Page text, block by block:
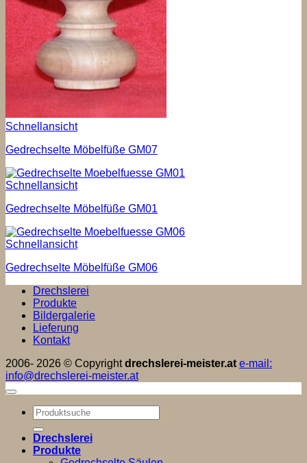
Schnellansicht
Gedrechselte Möbelfüße GM07
Schnellansicht
Gedrechselte Möbelfüße GM01
Schnellansicht
Gedrechselte Möbelfüße GM06
Drechslerei
Produkte
Bildergalerie
Lieferung
Kontakt
2006- 2026 © Copyrightdrechslerei-meister.at e-mail:
info@drechslerei-meister.at
Suchen
nach:
Drechslerei
Produkte